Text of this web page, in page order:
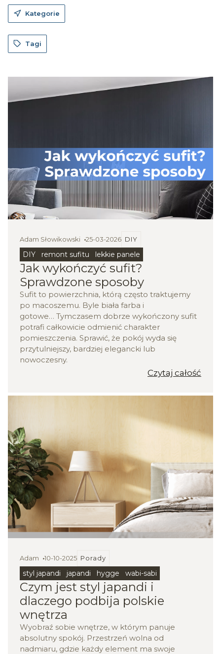
Kategorie
Tagi
Adam Słowikowski 25-03-2026 DIY
DIY remont sufitu lekkie panele
Jak wykończyć sufit?
Sprawdzone sposoby
Sufit to powierzchnia, którą często traktujemy
po macoszemu. Byle biała farba i
gotowe… Tymczasem dobrze wykończony sufit
potrafi całkowicie odmienić charakter
pomieszczenia. Sprawić, że pokój wyda się
przytulniejszy, bardziej elegancki lub
nowoczesny.
Czytaj całość
Adam 10-10-2025 Porady
styl japandi japandi hygge wabi-sabi
Czym jest styl japandi i
dlaczego podbija polskie
wnętrza
Wyobraź sobie wnętrze, w którym panuje
absolutny spokój. Przestrzeń wolna od
nadmiaru, gdzie każdy element ma swoje